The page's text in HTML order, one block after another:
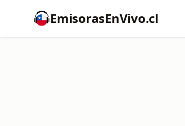
EmisorasEnVivo.cl